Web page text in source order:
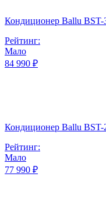
Кондиционер Ballu BST-
Рейтинг:
Мало
84 990 ₽
Кондиционер Ballu BST-
Рейтинг:
Мало
77 990 ₽